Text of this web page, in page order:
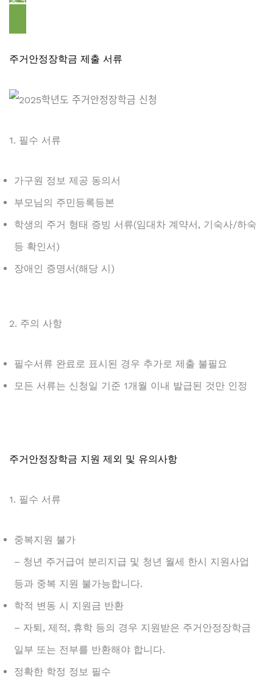
주거안정장학금 신청하기 ➡️
주거안정장학금 제출 서류
1. 필수 서류
가구원 정보 제공 동의서
부모님의 주민등록등본
학생의 주거 형태 증빙 서류(임대차 계약서, 기숙사/하숙
등 확인서)
장애인 증명서(해당 시)
2. 주의 사항
필수서류 완료로 표시된 경우 추가로 제출 불필요
모든 서류는 신청일 기준 1개월 이내 발급된 것만 인정
주거안정장학금 지원 제외 및 유의사항
1. 필수 서류
중복지원 불가
– 청년 주거급여 분리지급 및 청년 월세 한시 지원사업
등과 중복 지원 불가능합니다.
학적 변동 시 지원금 반환
– 자퇴, 제적, 휴학 등의 경우 지원받은 주거안정장학금
일부 또는 전부를 반환해야 합니다.
정확한 학정 정보 필수